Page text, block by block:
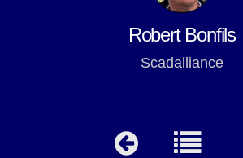
Robert Bonfils
Scadalliance